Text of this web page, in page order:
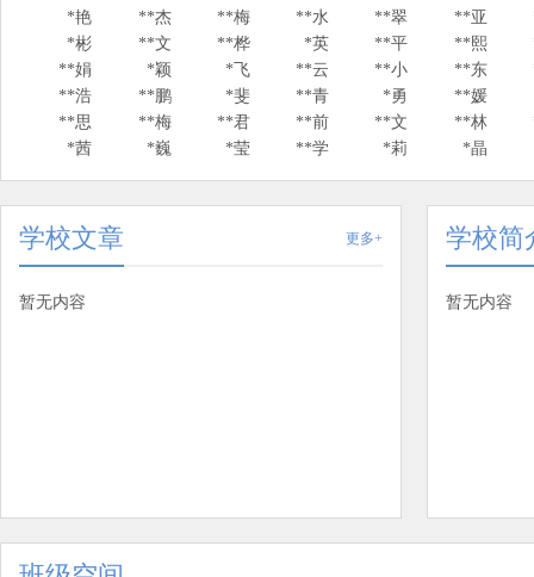
*艳
**杰 **梅 **水 **翠 **亚
*彬
**文 **桦 *英 **平 **熙
**娟
*颖 *飞 **云 **小 **东
**浩
**鹏 *斐 **青 *勇
**媛
**思
**梅 **君 **前 **文 **林
*茜
*巍 *莹 **学 *莉 *晶
学校文章 更多+
暂无内容
学校简
暂无内容